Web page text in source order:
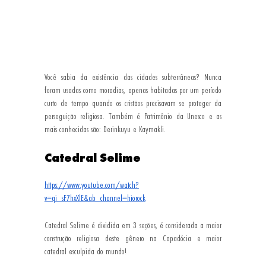
Você sabia da existência das cidades subterrâneas? Nunca
foram usadas como moradias, apenas habitadas por um período
curto de tempo quando os cristãos precisavam se proteger da
perseguição religiosa. Também é Patrimônio da Unesco e as
mais conhecidas são: Derinkuyu e Kaymakli.
Catedral Selime
https://www.youtube.com/watch?
v=qi_sF7hxXlE&ab_channel=hiorock
Catedral Selime é dividida em 3 seções, é considerada a maior
construção religiosa deste gênero na Capadócia e maior
catedral esculpida do mundo!